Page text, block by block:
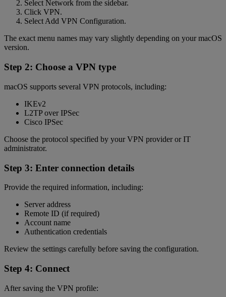
Select Network from the sidebar.
Click VPN.
Select Add VPN Configuration.
The exact menu names may vary slightly depending on your macOS
version.
Step 2: Choose a VPN type
macOS supports several VPN protocols, including:
IKEv2
L2TP over IPSec
Cisco IPSec
Choose the protocol specified by your VPN provider or IT
administrator.
Step 3: Enter connection details
Provide the required information, including:
Server address
Remote ID (if required)
Account name
Authentication credentials
Review the settings carefully before saving the configuration.
Step 4: Connect
After saving the VPN profile: